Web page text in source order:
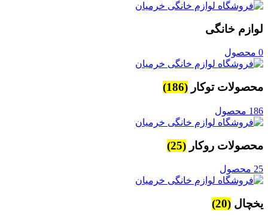
لوازم خانگی
0 محصول
محصولات توکار (186)
186 محصول
محصولات روکار (25)
25 محصول
یخچال (20)